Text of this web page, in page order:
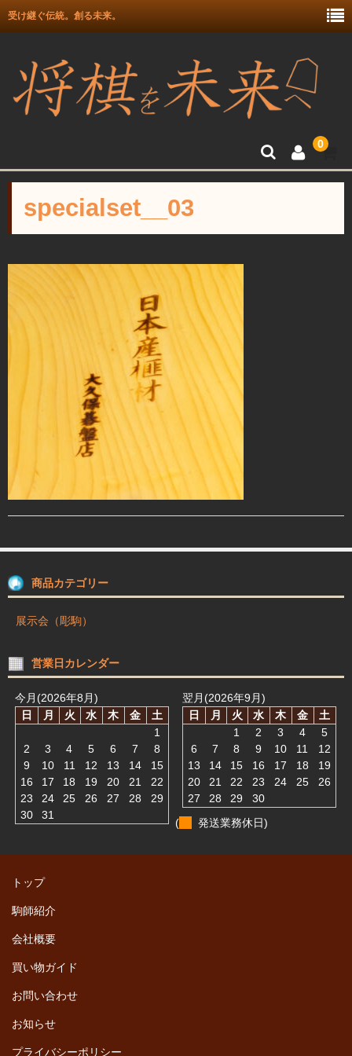
受け継ぐ伝統。創る未来。
0
彫埋駒
彫駒
specialset__03
商品カテゴリー
展示会（彫駒）
営業日カレンダー
今月(2026年8月)
日
月 火 水 木 金
土
1
2
3 4 5 6 7
8
9
10 11 12 13 14
15
16
17 18 19 20 21
22
23
24 25 26 27 28
29
30
31
翌月(2026年9月)
日
月 火 水 木 金
土
1
2 3 4
5
6
7 8 9 10 11
12
13
14 15 16 17 18
19
20
21 22 23 24 25
26
27
28 29
30
(
発送業務休日)
トップ
駒師紹介
会社概要
買い物ガイド
お問い合わせ
お知らせ
プライバシーポリシー